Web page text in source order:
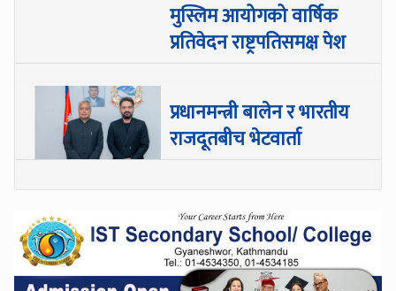
मुस्लिम आयोगको वार्षिक
प्रतिवेदन राष्ट्रपतिसमक्ष पेश
प्रधानमन्त्री बालेन र भारतीय
राजदूतबीच भेटवार्ता